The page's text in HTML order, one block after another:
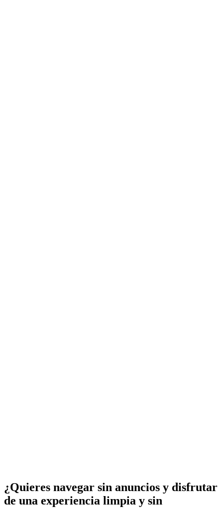
¿Quieres navegar sin anuncios y disfrutar
de una experiencia limpia y sin